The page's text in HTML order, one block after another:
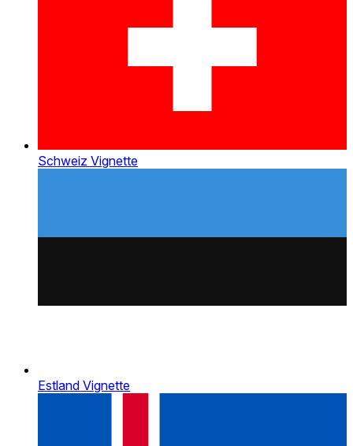
Schweiz Vignette
Estland Vignette